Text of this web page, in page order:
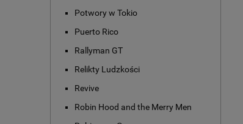
Potwory w Tokio
Puerto Rico
Rallyman GT
Relikty Ludzkości
Revive
Robin Hood and the Merry Men